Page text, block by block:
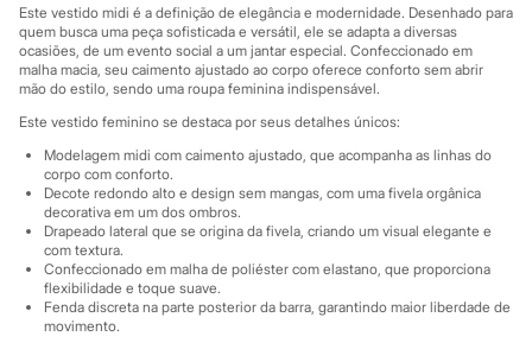
Mindset
Sawary
Yessica
Moda esportiva
Acessórios
Blusas
Calçados
Leggings
Shorts e Bermudas
Tops
Moda íntima
Calcinhas
Cintas e Modeladores
Meias
Pijamas
Este vestido midi é a definição de elegância e modernidade. Desenhado para
quem busca uma peça sofisticada e versátil, ele se adapta a diversas
ocasiões, de um evento social a um jantar especial. Confeccionado em
malha macia, seu caimento ajustado ao corpo oferece conforto sem abrir
mão do estilo, sendo uma roupa feminina indispensável.
Este vestido feminino se destaca por seus detalhes únicos:
Modelagem midi com caimento ajustado, que acompanha as linhas do
corpo com conforto.
Decote redondo alto e design sem mangas, com uma fivela orgânica
decorativa em um dos ombros.
Drapeado lateral que se origina da fivela, criando um visual elegante e
com textura.
Confeccionado em malha de poliéster com elastano, que proporciona
flexibilidade e toque suave.
Fenda discreta na parte posterior da barra, garantindo maior liberdade de
movimento.